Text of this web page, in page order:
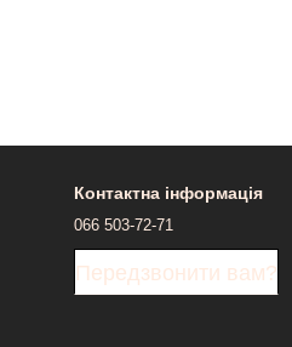
Контактна інформація
066 503-72-71
Передзвонити вам?